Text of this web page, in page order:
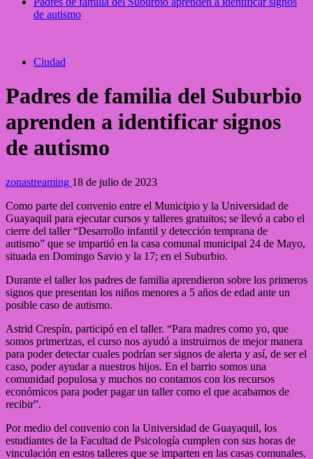
de autismo
Ciudad
Padres de familia del Suburbio
aprenden a identificar signos
de autismo
zonastreaming 18 de julio de 2023
Como parte del convenio entre el Municipio y la Universidad de
Guayaquil para ejecutar cursos y talleres gratuitos; se llevó a cabo el
cierre del taller “Desarrollo infantil y detección temprana de
autismo” que se impartió en la casa comunal municipal 24 de Mayo,
situada en Domingo Savio y la 17; en el Suburbio.
Durante el taller los padres de familia aprendieron sobre los primeros
signos que presentan los niños menores a 5 años de edad ante un
posible caso de autismo.
Astrid Crespín, participó en el taller. “Para madres como yo, que
somos primerizas, el curso nos ayudó a instruirnos de mejor manera
para poder detectar cuales podrían ser signos de alerta y así, de ser el
caso, poder ayudar a nuestros hijos. En el barrio somos una
comunidad populosa y muchos no contamos con los recursos
económicos para poder pagar un taller como el que acabamos de
recibir”.
Por medio del convenio con la Universidad de Guayaquil, los
estudiantes de la Facultad de Psicología cumplen con sus horas de
vinculación en estos talleres que se imparten en las casas comunales.